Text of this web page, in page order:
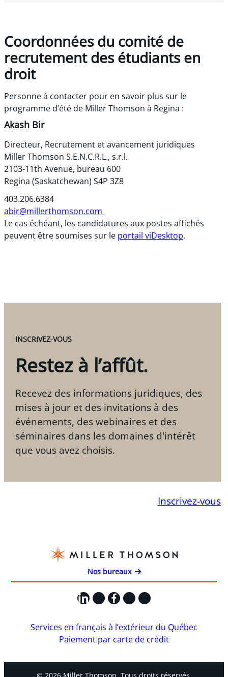
Coordonnées du comité de
recrutement des étudiants en
droit
Personne à contacter pour en savoir plus sur le
programme d’été de Miller Thomson à Regina :
Akash Bir
Directeur, Recrutement et avancement juridiques
Miller Thomson S.E.N.C.R.L., s.r.l.
2103-11th Avenue, bureau 600
Regina (Saskatchewan) S4P 3Z8
403.206.6384
abir@millerthomson.com
Le cas échéant, les candidatures aux postes affichés
peuvent être soumises sur le portail viDesktop.
INSCRIVEZ-VOUS
Restez à l’affût.
Recevez des informations juridiques, des
mises à jour et des invitations à des
événements, des webinaires et des
séminaires dans les domaines d'intérêt
que vous avez choisis.
Inscrivez-vous
Nos bureaux
LinkedIn
X Facebook
Instagram
YouTube
Services en français à l’extérieur du Québec
Paiement par carte de crédit